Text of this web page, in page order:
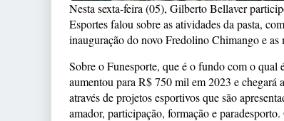
Nesta sexta-feira (05), Gilberto Bellaver
Esportes falou sobre as atividades da pasta,
inauguração do novo Fredolino Chimango e
Sobre o Funesporte, que é o fundo com o
aumentou para R$ 750 mil em 2023 e
através de projetos esportivos que são
amador, participação, formação e